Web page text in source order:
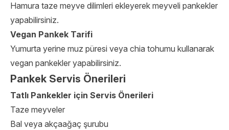
Hamura taze meyve dilimleri ekleyerek meyveli pankekler
yapabilirsiniz.
Vegan Pankek Tarifi
Yumurta yerine muz püresi veya chia tohumu kullanarak
vegan pankekler yapabilirsiniz.
Pankek Servis Önerileri
Tatlı Pankekler için Servis Önerileri
Taze meyveler
Bal veya akçaağaç şurubu